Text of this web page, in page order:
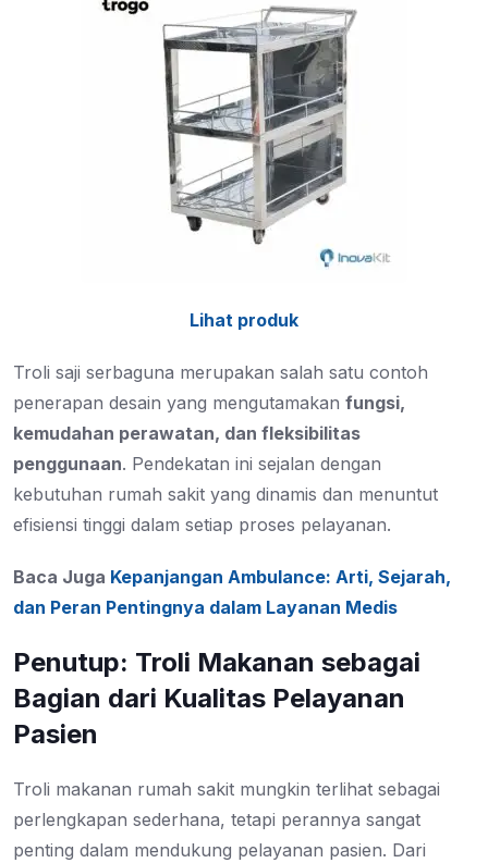
Lihat produk
Troli saji serbaguna merupakan salah satu contoh
penerapan desain yang mengutamakan fungsi,
kemudahan perawatan, dan fleksibilitas
penggunaan. Pendekatan ini sejalan dengan
kebutuhan rumah sakit yang dinamis dan menuntut
efisiensi tinggi dalam setiap proses pelayanan.
Baca Juga Kepanjangan Ambulance: Arti, Sejarah,
dan Peran Pentingnya dalam Layanan Medis
Penutup: Troli Makanan sebagai
Bagian dari Kualitas Pelayanan
Pasien
Troli makanan rumah sakit mungkin terlihat sebagai
perlengkapan sederhana, tetapi perannya sangat
penting dalam mendukung pelayanan pasien. Dari